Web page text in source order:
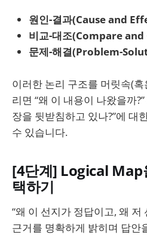
원인-결과(Cause and
비교-대조(Compare
문제-해결(Problem-
이러한 논리 구조를 머릿속(
리면 “왜 이 내용이 나왔을까
장을 뒷받침하고 있나?”에 대
수 있습니다.
[4단계] Logical Map
택하기
“왜 이 선지가 정답이고, 왜 저
근거를 명확하게 밝히며 답안